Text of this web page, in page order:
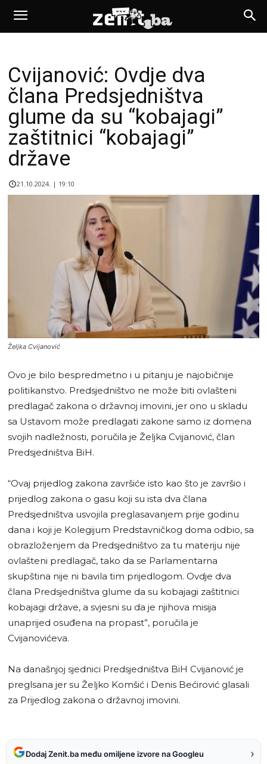
Cvijanović: Ovdje dva
člana Predsjedništva
glume da su “kobajagi”
zaštitnici “kobajagi”
države
21.10.2024. | 19:10
Željka Cvijanović
Ovo je bilo bespredmetno i u pitanju je najobičnije
politikanstvo. Predsjedništvo ne može biti ovlašteni
predlagač zakona o državnoj imovini, jer ono u skladu
sa Ustavom može predlagati zakone samo iz domena
svojih nadležnosti, poručila je Željka Cvijanović, član
Predsjedništva BiH.
“Ovaj prijedlog zakona završiće isto kao što je završio i
prijedlog zakona o gasu koji su ista dva člana
Predsjedništva usvojila preglasavanjem prije godinu
dana i koji je Kolegijum Predstavničkog doma odbio, sa
obrazloženjem da Predsjedništvo za tu materiju nije
ovlašteni predlagač, tako da se Parlamentarna
skupština nije ni bavila tim prijedlogom. Ovdje dva
člana Predsjedništva glume da su kobajagi zaštitnici
kobajagi države, a svjesni su da je njihova misija
unaprijed osuđena na propast”, poručila je
Cvijanovićeva.
Na današnjoj sjednici Predsjedništva BiH Cvijanović je
preglsana jer su Željko Komšić i Denis Bećirović glasali
za Prijedlog zakona o državnoj imovini.
Dodaj Zenit.ba među omiljene izvore na Googleu ›